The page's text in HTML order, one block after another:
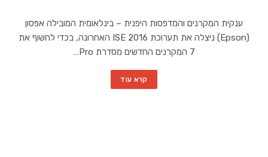
ענקית המקרנים והמדפסות היפנית – בינלאומית המובילה אפסון
(Epson) ניצלה את תערוכת ISE 2016 האחרונה, בכדי לחשוף את
7 המקרנים החדשים מסדרת Pro…
קרא עוד